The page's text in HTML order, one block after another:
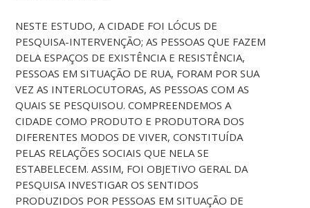
NESTE ESTUDO, A CIDADE FOI LÓCUS DE
PESQUISA-INTERVENÇÃO; AS PESSOAS QUE FAZEM
DELA ESPAÇOS DE EXISTÊNCIA E RESISTÊNCIA,
PESSOAS EM SITUAÇÃO DE RUA, FORAM POR SUA
VEZ AS INTERLOCUTORAS, AS PESSOAS COM AS
QUAIS SE PESQUISOU. COMPREENDEMOS A
CIDADE COMO PRODUTO E PRODUTORA DOS
DIFERENTES MODOS DE VIVER, CONSTITUÍDA
PELAS RELAÇÕES SOCIAIS QUE NELA SE
ESTABELECEM. ASSIM, FOI OBJETIVO GERAL DA
PESQUISA INVESTIGAR OS SENTIDOS
PRODUZIDOS POR PESSOAS EM SITUAÇÃO DE